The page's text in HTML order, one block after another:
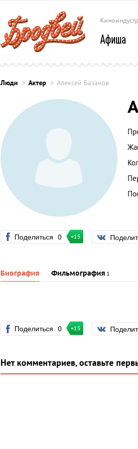
Афиша
Люди Актер Алексей Базанов
Поделиться 0 +15
Биография Фильмография 1
Поделиться 0 +15
Нет комментариев, оставьте